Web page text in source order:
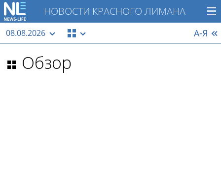
НОВОСТИ КРАСНОГО ЛИМАНА
08.08.2026 А-Я
Обзор